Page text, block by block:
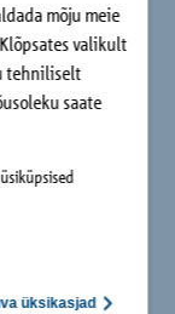
mõju meie
valikult
tehniliselt
saate
üksikasjad
tagab
ja koos